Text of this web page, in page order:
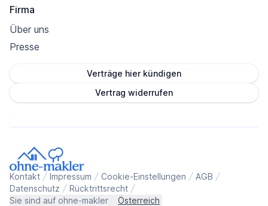
Firma
Über uns
Presse
Verträge hier kündigen
Vertrag widerrufen
Kontakt Impressum Cookie-Einstellungen
AGB
Datenschutz
Rücktrittsrecht
Sie sind auf ohne-makler
Österreich